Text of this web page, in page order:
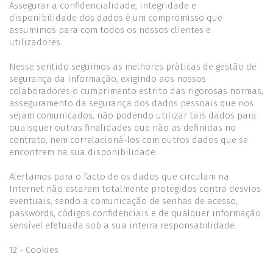
Assegurar a confidencialidade, integridade e
disponibilidade dos dados é um compromisso que
assumimos para com todos os nossos clientes e
utilizadores.
Nesse sentido seguimos as melhores práticas de gestão de
segurança da informação, exigindo aos nossos
colaboradores o cumprimento estrito das rigorosas normas,
asseguramento da segurança dos dados pessoais que nos
sejam comunicados, não podendo utilizar tais dados para
quaisquer outras finalidades que não as definidas no
contrato, nem correlacioná-los com outros dados que se
encontrem na sua disponibilidade.
Alertamos para o facto de os dados que circulam na
Internet não estarem totalmente protegidos contra desvios
eventuais, sendo a comunicação de senhas de acesso,
passwords, códigos confidenciais e de qualquer informação
sensível efetuada sob a sua inteira responsabilidade.
12 - Cookies